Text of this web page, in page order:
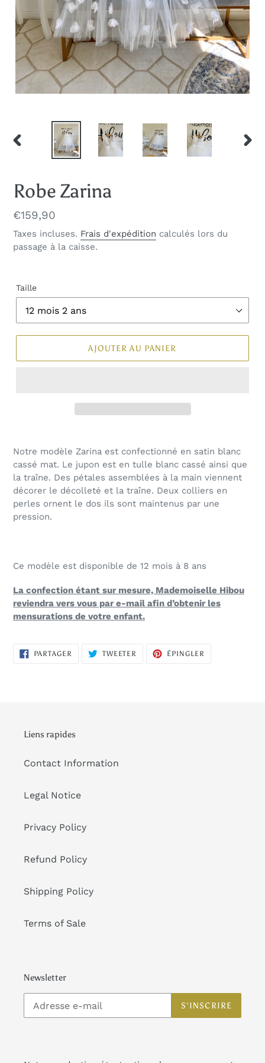
DIAPOSITIVE
Robe Zarina
Prix
normal
€159,90
Taxes incluses. Frais d'expédition calculés lors du
passage à la caisse.
Taille
AJOUTER AU PANIER
Notre modèle Zarina est confectionné en satin blanc
cassé mat. Le jupon est en tulle blanc cassé ainsi que
la traîne. Des pétales assemblées à la main viennent
décorer le décolleté et la traîne. Deux colliers en
perles ornent le dos ils sont maintenus par une
pression.
Ce modèle est disponible de 12 mois à 8 ans
La confection étant sur mesure, Mademoiselle Hibou
reviendra vers vous par e-mail afin d’obtenir les
mensurations de votre enfant.
PARTAGER PARTAGERTWEETER TWEETERÉPINGLER
Liens rapides
Contact Information
Legal Notice
Privacy Policy
Refund Policy
Shipping Policy
Terms of Sale
Newsletter
S'INSCRIRE